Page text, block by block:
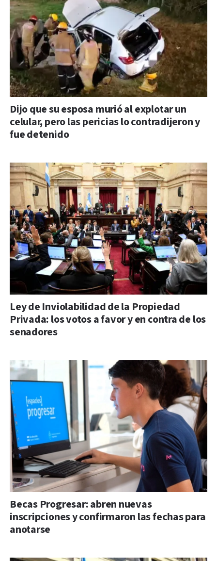
Dijo que su esposa murió al explotar un
celular, pero las pericias lo contradijeron y
fue detenido
Ley de Inviolabilidad de la Propiedad
Privada: los votos a favor y en contra de los
senadores
Becas Progresar: abren nuevas
inscripciones y confirmaron las fechas para
anotarse